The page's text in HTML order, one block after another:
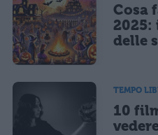
Cosa
2025:
delle
TEMPO
10